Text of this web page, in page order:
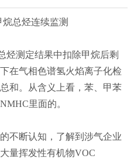
总烃连续监测
烃测定结果中扣除甲烷后剩
下在气相色谱氢火焰离子化检
。
从含义上看，苯、甲苯
里面的。
不断认知 ，了解到涉气企业
量挥发性有机物VOC